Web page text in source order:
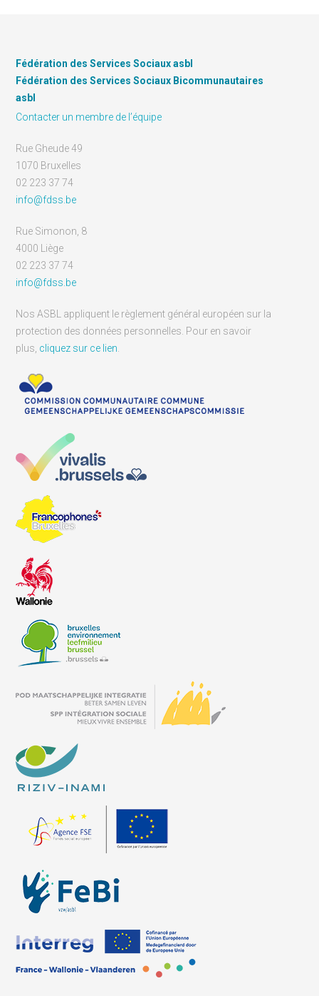
Fédération des Services Sociaux asbl
Fédération des Services Sociaux Bicommunautaires
asbl
Contacter un membre de l’équipe
Rue Gheude 49
1070 Bruxelles
02 223 37 74
info@fdss.be
Rue Simonon, 8
4000 Liège
02 223 37 74
info@fdss.be
Nos ASBL appliquent le règlement général européen sur la
protection des données personnelles. Pour en savoir
plus, cliquez sur ce lien